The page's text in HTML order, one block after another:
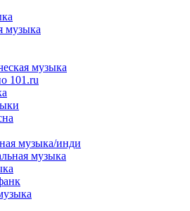
музыка
музыка
101.ru
музыка/инди
музыка